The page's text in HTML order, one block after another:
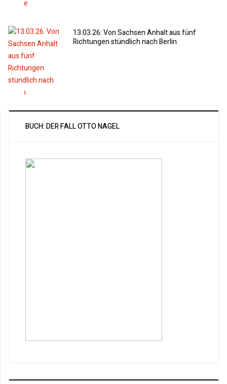
13.03.26: Von Sachsen Anhalt aus fünf
Richtungen stündlich nach Berlin
BUCH: DER FALL OTTO NAGEL